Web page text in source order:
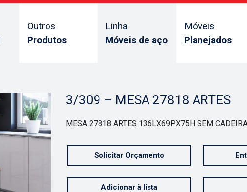
Outros
Produtos
Linha
Móveis de aço
Móveis
Planejados
3/309 – MESA 27818 ARTES
MESA 27818 ARTES 136LX69PX75H SEM
Solicitar Orçamento
Adicionar à lista